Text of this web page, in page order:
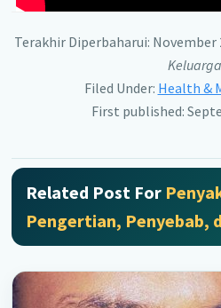
Terakhir Diperbaharui: November
Keluarga
Filed Under: Health &
First published:
Related Post For
Pengertian, Penyebab,